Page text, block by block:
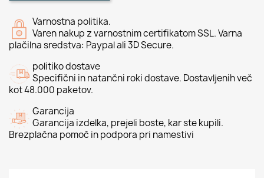
Varnostna politika.
Varen nakup z varnostnim certifikatom SSL. Varna
plačilna sredstva: Paypal ali 3D Secure.
politiko dostave
Specifični in natančni roki dostave. Dostavljenih več
kot 48.000 paketov.
Garancija
Garancija izdelka, prejeli boste, kar ste kupili.
Brezplačna pomoč in podpora pri namestivi